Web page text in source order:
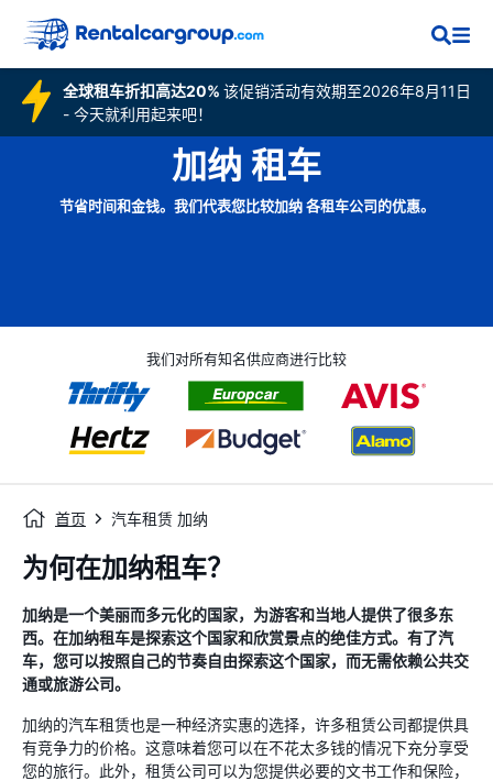
全球租车折扣高达20% 该促销活动有效期至2026年8月11日
- 今天就利用起来吧！
加纳 租车
节省时间和金钱。我们代表您比较加纳 各租车公司的优惠。
我们对所有知名供应商进行比较
首页 汽车租赁 加纳
为何在加纳租车？
加纳是一个美丽而多元化的国家，为游客和当地人提供了很多东
西。在加纳租车是探索这个国家和欣赏景点的绝佳方式。有了汽
车，您可以按照自己的节奏自由探索这个国家，而无需依赖公共交
通或旅游公司。
加纳的汽车租赁也是一种经济实惠的选择，许多租赁公司都提供具
有竞争力的价格。这意味着您可以在不花太多钱的情况下充分享受
您的旅行。此外，租赁公司可以为您提供必要的文书工作和保险，